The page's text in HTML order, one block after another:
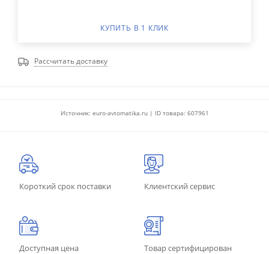
КУПИТЬ В 1 КЛИК
Рассчитать доставку
Источник: euro-avtomatika.ru | ID товара: 607961
Короткий срок поставки Клиентский сервис
Доступная цена Товар сертифицирован